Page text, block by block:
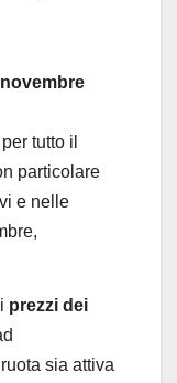
tutto il
particolare
e nelle
prezzi dei
sia attiva